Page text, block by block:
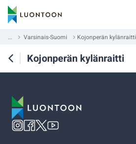
... Varsinais-Suomi Kojonperän kylänraitti
Kojonperän kylänraitti